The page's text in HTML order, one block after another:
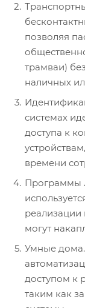
позволяя
трамваи)
наличных
системах
доступа к
времени
Программы
реализации
могут
Умные дома.
доступом к
таким как